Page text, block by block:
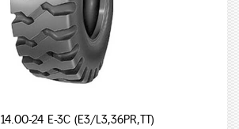
24 E-3C (E3/L3,36PR,TT)